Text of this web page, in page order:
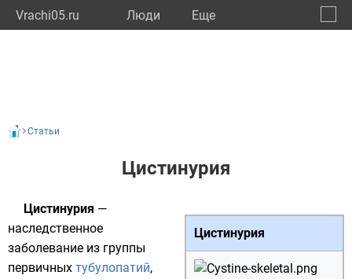
Vrachi05.ru Люди Eще
Статьи
Цистинурия
Цистинурия
Цистинурия —
наследственное
заболевание из группы
первичных тубулопатий,